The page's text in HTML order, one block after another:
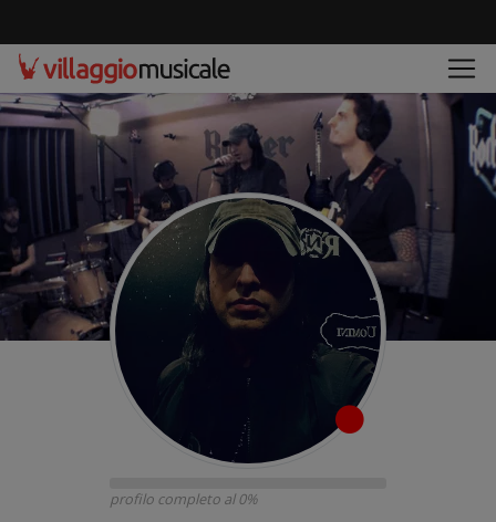
profilo completo al 0%